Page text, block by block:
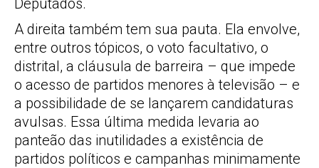
Deputados.
A direita também tem sua pauta. Ela envolve,
entre outros tópicos, o voto facultativo, o
distrital, a cláusula de barreira – que impede
o acesso de partidos menores à televisão – e
a possibilidade de se lançarem candidaturas
avulsas. Essa última medida levaria ao
panteão das inutilidades a existência de
partidos políticos e campanhas minimamente